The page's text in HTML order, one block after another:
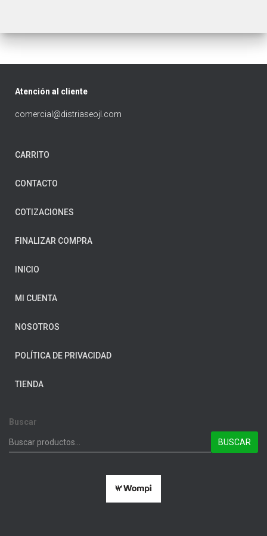
Atención al cliente
comercial@distriaseojl.com
CARRITO
CONTACTO
COTIZACIONES
FINALIZAR COMPRA
INICIO
MI CUENTA
NOSOTROS
POLÍTICA DE PRIVACIDAD
TIENDA
Buscar
BUSCAR